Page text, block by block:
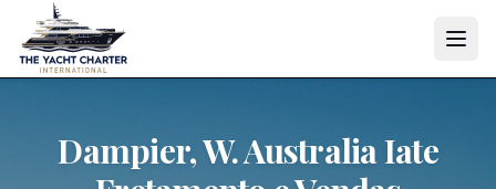
Dampier, W. Australia Iate